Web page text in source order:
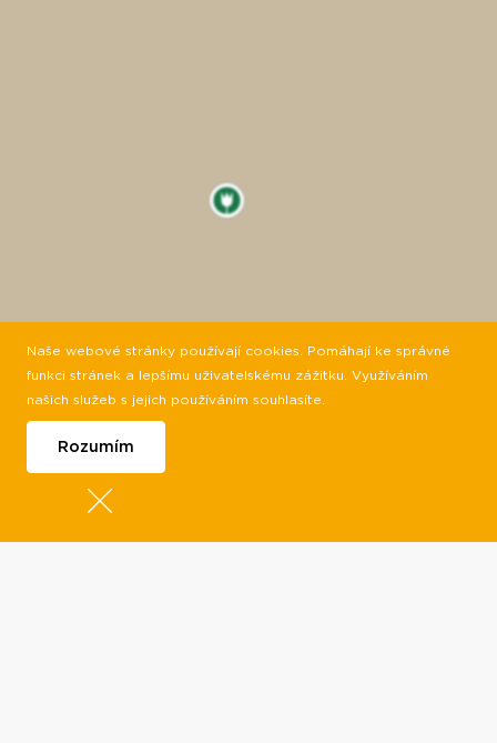
Naše webové stránky používají cookies. Pomáhají ke správné
funkci stránek a lepšímu uživatelskému zážitku. Využíváním
našich služeb s jejich používáním souhlasíte.
Rozumím